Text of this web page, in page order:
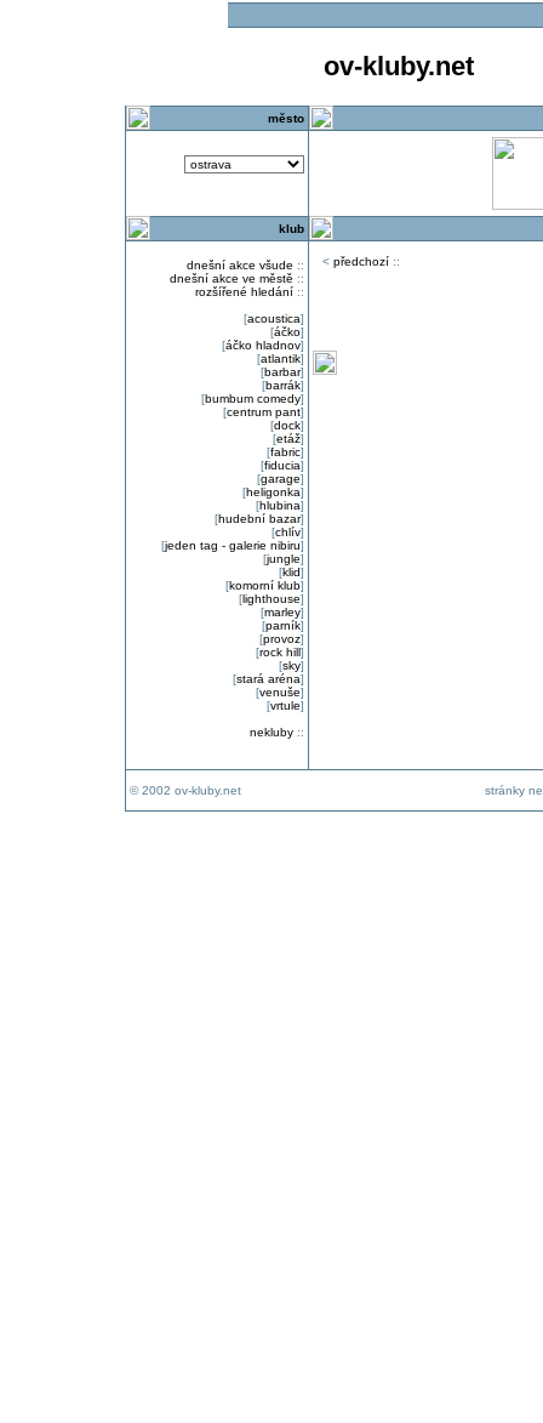
ov-kluby.net
město
klub
dnešní akce všude ::
dnešní akce ve městě ::
rozšířené hledání::
[acoustica]
[áčko]
[áčko hladnov]
[atlantik]
[barbar]
[barrák]
[bumbum comedy]
[centrum pant]
[dock]
[etáž]
[fabric]
[fiducia]
[garage]
[heligonka]
[hlubina]
[hudební bazar]
[chlív]
[jeden tag - galerie nibiru]
[jungle]
[klid]
[komorní klub]
[lighthouse]
[marley]
[parník]
[provoz]
[rock hill]
[sky]
[stará aréna]
[venuše]
[vrtule]
nekluby::
< předchozí::
© 2002 ov-kluby.net stránky